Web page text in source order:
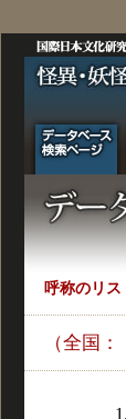
呼称のリス
（全国
1.